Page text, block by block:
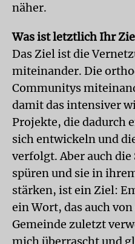
näher.
Was ist letztlich Ihr
Das Ziel ist die
miteinander. Die
Communitys
damit das intensiver
Projekte, die dadurch
sich entwickeln und
verfolgt. Aber auch die
spüren und sie in
stärken, ist ein Ziel:
ein Wort, das auch
Gemeinde zuletzt